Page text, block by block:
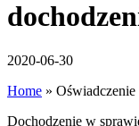
2020-06-30
Home »
Dochodzenie w